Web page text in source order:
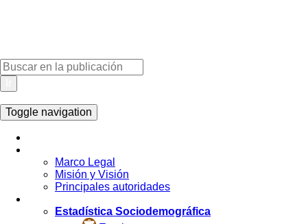
Toggle navigation
Marco Legal
Misión y Visión
Principales autoridades
Estadística Sociodemográfica